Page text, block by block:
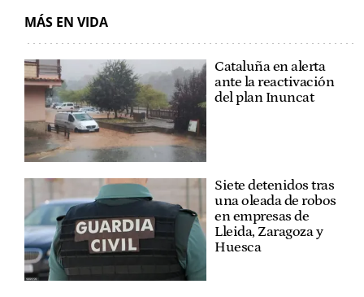
MÁS EN VIDA
Cataluña en alerta
ante la reactivación
del plan Inuncat
Siete detenidos tras
una oleada de robos
en empresas de
Lleida, Zaragoza y
Huesca